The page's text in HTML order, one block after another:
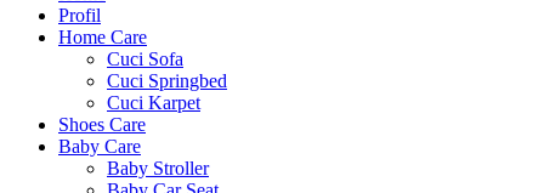
Profil
Home Care
Cuci Sofa
Cuci Springbed
Cuci Karpet
Shoes Care
Baby Care
Baby Stroller